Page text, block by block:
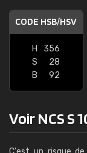
CODE HSB/HSV
H
356
S
28
B
92
Voir NCS S